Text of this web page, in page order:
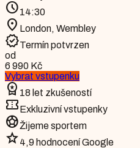
schedule14:30
location_on London, Wembley
verifiedTermín potvrzen
od
6 990 Kč
Vybrat vstupenku
workspace_premium 18 let zkušeností
confirmation_numberExkluzivní vstupenky
sports_soccerŽijeme sportem
star4,9 hodnocení Google